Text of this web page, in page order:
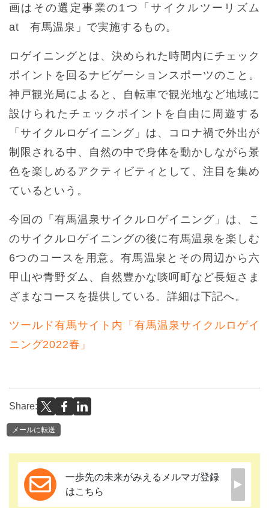
画はその選定事業の1つ「サイクルツーリズム
at 有馬温泉」で実施するもの。
ロゲイニングとは、決められた時間内にチェック
ポイントを回るナビゲーションスポーツのこと。
神戸観光局によると、自転車で観光地など地域に
設けられたチェックポイントを自由に周遊する
「サイクルロゲイニング」は、コロナ禍で外出が
制限される中、自然の中で身体を動かしながら景
色を楽しめるアクティビティとして、注目を集め
ているという。
今回の「有馬温泉サイクルロゲイニング」は、こ
のサイクルロゲイニングの後に有馬温泉を楽しむ
6つのコースを用意。有馬温泉とその周辺から六
甲山や青野ダム、自然豊かな啖呵町など長短さま
ざまなコースを提供している。詳細は下記へ。
ツールド有馬サイト内「有馬温泉サイクルロゲイ
ニング2022春」
Share:
メールに転送
一歩先の未来がみえるメルマガ登録
はこちら